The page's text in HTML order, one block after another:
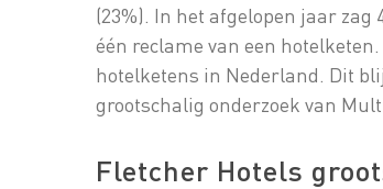
(23%). In het afgelopen jaar
één reclame van een
hotelketens in Nederland. Dit
grootschalig onderzoek van
Fletcher Hotels